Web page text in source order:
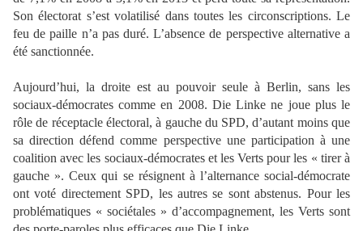
Son électorat s’est volatilisé dans toutes les circonscriptions. Le
feu de paille n’a pas duré. L’absence de perspective alternative a
été sanctionnée.
Aujourd’hui, la droite est au pouvoir seule à Berlin, sans les
sociaux-démocrates comme en 2008. Die Linke ne joue plus le
rôle de réceptacle électoral, à gauche du SPD, d’autant moins que
sa direction défend comme perspective une participation à une
coalition avec les sociaux-démocrates et les Verts pour les « tirer à
gauche ». Ceux qui se résignent à l’alternance social-démocrate
ont voté directement SPD, les autres se sont abstenus. Pour les
problématiques « sociétales » d’accompagnement, les Verts sont